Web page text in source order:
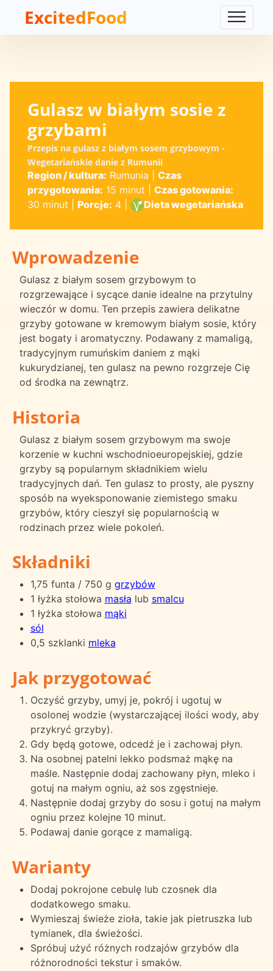
ExcitedFood
Gulasz w białym sosie z
grzybami
Przepis na gulasz z białym sosem grzybowym -
Wegetariańskie danie z Rumunii
Region / kultura: Rumunia
Czas
przygotowania: 15 minut
Czas gotowania:
30 minut
Porcje: 4| Dieta wegetariańska
Wprowadzenie
Gulasz z białym sosem grzybowym to
rozgrzewające i sycące danie idealne na przytulny
wieczór w domu. Ten przepis zawiera delikatne
grzyby gotowane w kremowym białym sosie, który
jest bogaty i aromatyczny. Podawany z mamaligą,
tradycyjnym rumuńskim daniem z mąki
kukurydzianej, ten gulasz na pewno rozgrzeje Cię
od środka na zewnątrz.
Historia
Gulasz z białym sosem grzybowym ma swoje
korzenie w kuchni wschodnioeuropejskiej, gdzie
grzyby są popularnym składnikiem wielu
tradycyjnych dań. Ten gulasz to prosty, ale pyszny
sposób na wyeksponowanie ziemistego smaku
grzybów, który cieszył się popularnością w
rodzinach przez wiele pokoleń.
Składniki
1,75 funta / 750 g grzybów
1 łyżka stołowa masła lub smalcu
1 łyżka stołowa mąki
sól
0,5 szklanki mleka
Jak przygotować
Oczyść grzyby, umyj je, pokrój i ugotuj w
osolonej wodzie (wystarczającej ilości wody, aby
przykryć grzyby).
Gdy będą gotowe, odcedź je i zachowaj płyn.
Na osobnej patelni lekko podsmaż mąkę na
maśle. Następnie dodaj zachowany płyn, mleko i
gotuj na małym ogniu, aż sos zgęstnieje.
Następnie dodaj grzyby do sosu i gotuj na małym
ogniu przez kolejne 10 minut.
Podawaj danie gorące z mamaligą.
Warianty
Dodaj pokrojone cebulę lub czosnek dla
dodatkowego smaku.
Wymieszaj świeże zioła, takie jak pietruszka lub
tymianek, dla świeżości.
Spróbuj użyć różnych rodzajów grzybów dla
różnorodności tekstur i smaków.